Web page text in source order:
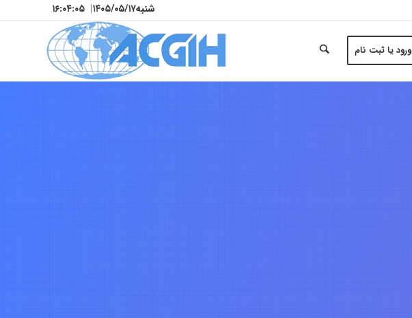
شنبه۱۴۰۵/۰۵/۱۷| ۱۶:۰۴:۰۸
ورود یا ثبت نام